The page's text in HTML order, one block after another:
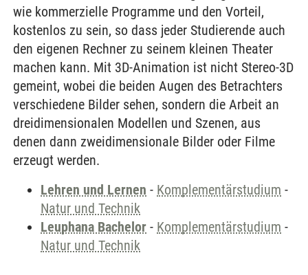
wie kommerzielle Programme und den Vorteil,
kostenlos zu sein, so dass jeder Studierende auch
den eigenen Rechner zu seinem kleinen Theater
machen kann. Mit 3D-Animation ist nicht Stereo-3D
gemeint, wobei die beiden Augen des Betrachters
verschiedene Bilder sehen, sondern die Arbeit an
dreidimensionalen Modellen und Szenen, aus
denen dann zweidimensionale Bilder oder Filme
erzeugt werden.
Lehren und Lernen - Komplementärstudium -
Natur und Technik
Leuphana Bachelor - Komplementärstudium -
Natur und Technik